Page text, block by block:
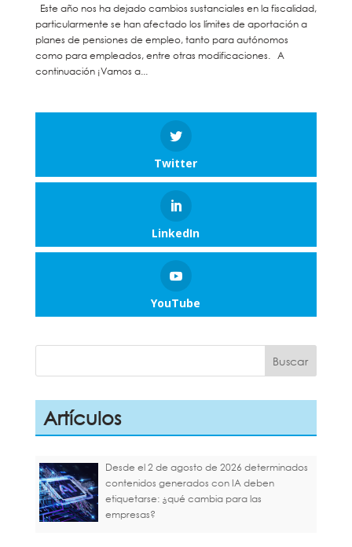
Este año nos ha dejado cambios sustanciales en la fiscalidad,
particularmente se han afectado los límites de aportación a
planes de pensiones de empleo, tanto para autónomos
como para empleados, entre otras modificaciones. A
continuación ¡Vamos a...
Twitter
LinkedIn
YouTube
Artículos
Desde el 2 de agosto de 2026 determinados
contenidos generados con IA deben
etiquetarse: ¿qué cambia para las
empresas?